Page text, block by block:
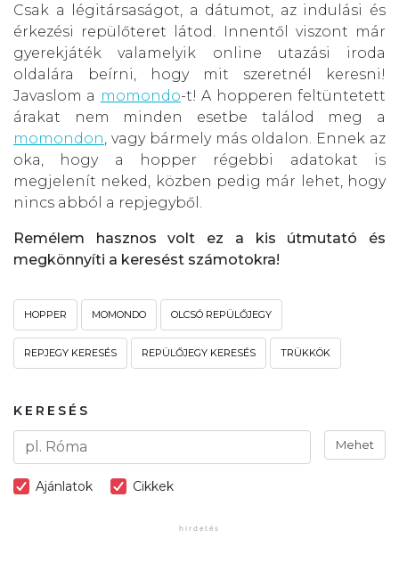
Csak a légitársaságot, a dátumot, az indulási és
érkezési repülőteret látod. Innentől viszont már
gyerekjáték valamelyik online utazási iroda
oldalára beírni, hogy mit szeretnél keresni!
Javaslom a momondo-t! A hopperen feltüntetett
árakat nem minden esetbe találod meg a
momondon, vagy bármely más oldalon. Ennek az
oka, hogy a hopper régebbi adatokat is
megjelenít neked, közben pedig már lehet, hogy
nincs abból a repjegyből.
Remélem hasznos volt ez a kis útmutató és
megkönnyíti a keresést számotokra!
HOPPER MOMONDO OLCSÓ REPÜLŐJEGY
REPJEGY KERESÉS REPÜLŐJEGY KERESÉS TRÜKKÖK
KERESÉS
Mehet
Ajánlatok Cikkek